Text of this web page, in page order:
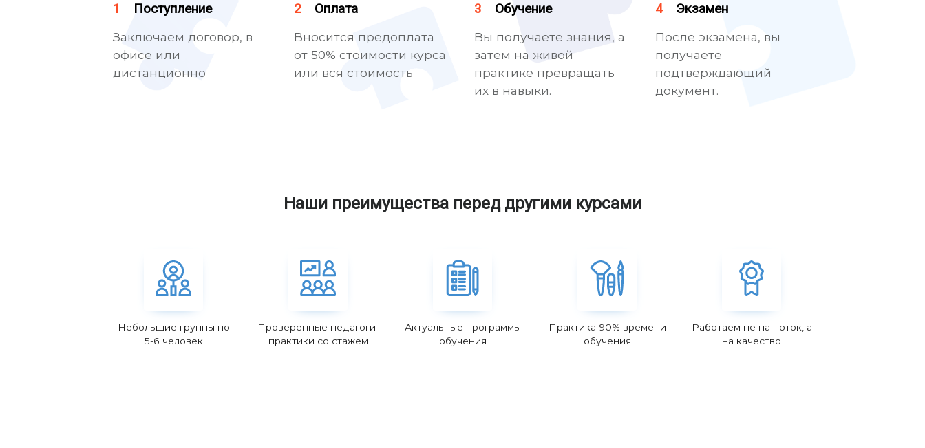
1 Поступление
Заключаем договор, в
офисе или
дистанционно
2 Оплата
Вносится предоплата
от 50% стоимости курса
или вся стоимость
3 Обучение
Вы получаете знания, а
затем на живой
практике превращать
их в навыки.
4 Экзамен
После экзамена, вы
получаете
подтверждающий
документ.
Наши преимущества перед другими курсами
Небольшие группы по
5-6 человек
Проверенные педагоги-
практики со стажем
Актуальные программы
обучения
Практика 90% времени
обучения
Работаем не на поток, а
на качество